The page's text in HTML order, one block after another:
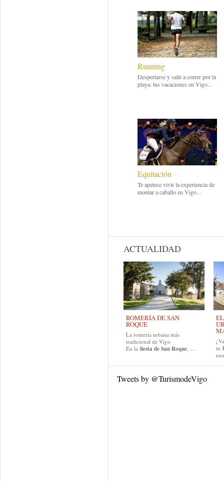
Running
Despertarse y salir a correr por la
playa: tus vacaciones en Vigo...
Equitación
Te apetece vivir la experiencia de
montar a caballo en Vigo...
ACTUALIDAD
ROMERÍA DE SAN
ROQUE
La romería urbana más
tradicional de Vigo
En la fiesta de San Roque, ...
tu
Tweets by @TurismodeVigo